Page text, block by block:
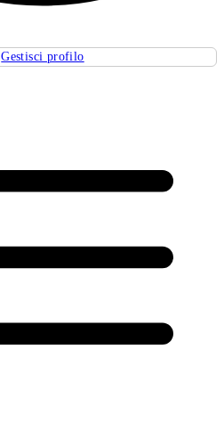
Gestisci profilo